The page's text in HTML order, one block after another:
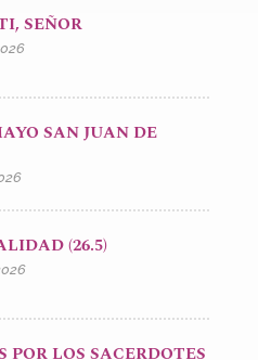
SEÑOR
SAN JUAN DE
(26.5)
POR LOS SACERDOTES